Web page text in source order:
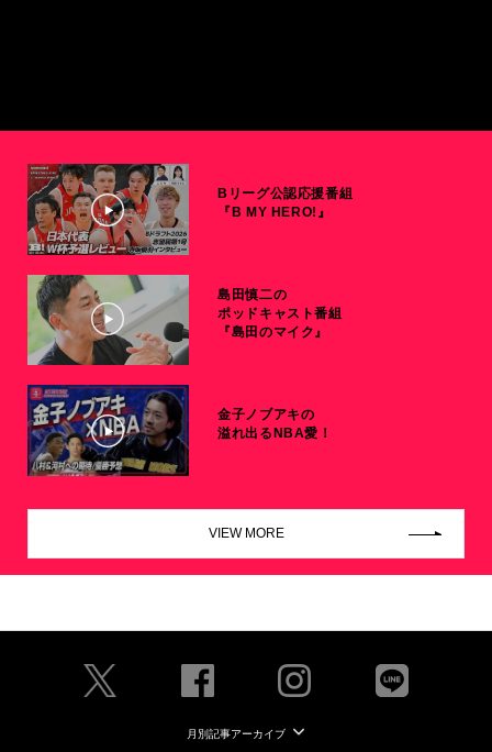
Bリーグ公認応援番組
『B MY HERO!』
島田慎二の
ポッドキャスト番組
『島田のマイク』
金子ノブアキの
溢れ出るNBA愛！
VIEW MORE
月別記事アーカイブ